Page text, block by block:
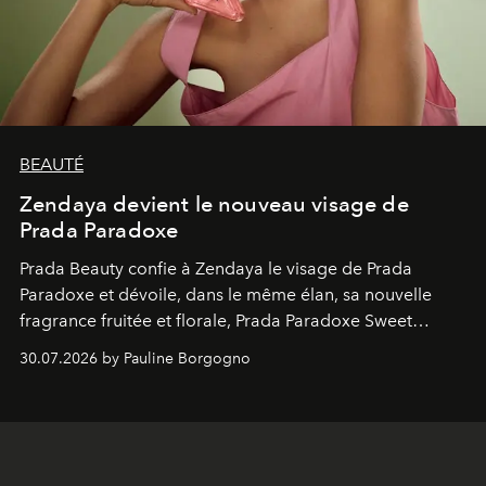
BEAUTÉ
Zendaya devient le nouveau visage de
Prada Paradoxe
Prada Beauty confie à Zendaya le visage de Prada
Paradoxe et dévoile, dans le même élan, sa nouvelle
fragrance fruitée et florale, Prada Paradoxe Sweet
Chemistry Eau de Parfum.
30.07.2026 by Pauline Borgogno